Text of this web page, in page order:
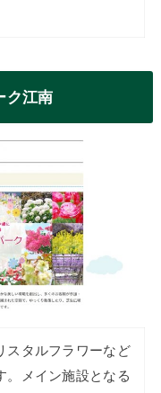
ク江南
スタルフラワーなど
。メイン施設となる